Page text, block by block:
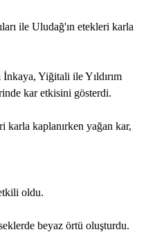
ile Uludağ'ın etekleri karla
Yiğitali ile Yıldırım
kar etkisini gösterdi.
karla kaplanırken yağan kar,
oldu.
beyaz örtü oluşturdu.